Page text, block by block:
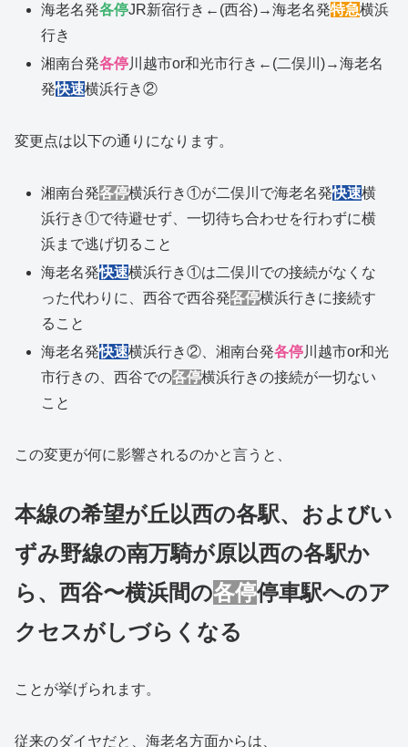
海老名発各停JR新宿行き←(西谷)→海老名発特急横浜
行き
湘南台発各停川越市or和光市行き←(二俣川)→海老名
発快速横浜行き②
変更点は以下の通りになります。
湘南台発各停横浜行き①が二俣川で海老名発快速横
浜行き①で待避せず、一切待ち合わせを行わずに横
浜まで逃げ切ること
海老名発快速横浜行き①は二俣川での接続がなくな
った代わりに、西谷で西谷発各停横浜行きに接続す
ること
海老名発快速横浜行き②、湘南台発各停川越市or和光
市行きの、西谷での各停横浜行きの接続が一切ない
こと
この変更が何に影響されるのかと言うと、
本線の希望が丘以西の各駅、およびい
ずみ野線の南万騎が原以西の各駅か
ら、西谷〜横浜間の各停停車駅へのア
クセスがしづらくなる
ことが挙げられます。
従来のダイヤだと、海老名方面からは、